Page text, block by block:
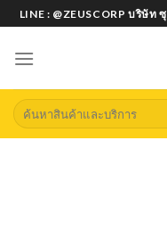
Skip
to
content
LINE : @ZEUSCORP บริษัท
Search
for: